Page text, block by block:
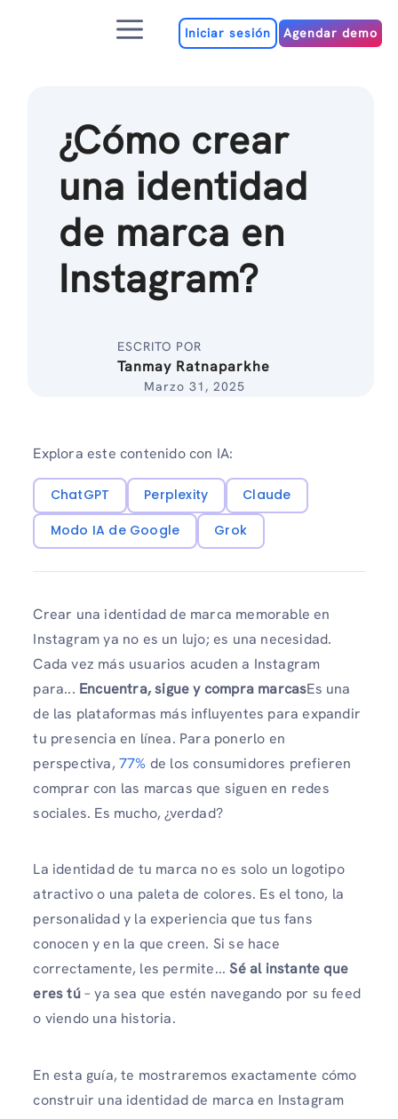
MenúIniciar sesión Agendar demo
¿Cómo crear
una identidad
de marca en
Instagram?
ESCRITO POR
Tanmay Ratnaparkhe
Marzo 31, 2025
Explora este contenido con IA:
ChatGPT Perplexity
Claude
Modo IA de Google
Grok
Crear una identidad de marca memorable en
Instagram ya no es un lujo; es una necesidad.
Cada vez más usuarios acuden a Instagram
para... Encuentra, sigue y compra marcasEs una
de las plataformas más influyentes para expandir
tu presencia en línea. Para ponerlo en
perspectiva, 77% de los consumidores prefieren
comprar con las marcas que siguen en redes
sociales. Es mucho, ¿verdad?
La identidad de tu marca no es solo un logotipo
atractivo o una paleta de colores. Es el tono, la
personalidad y la experiencia que tus fans
conocen y en la que creen. Si se hace
correctamente, les permite...Sé al instante que
eres tú– ya sea que estén navegando por su feed
o viendo una historia.
En esta guía, te mostraremos exactamente cómo
construir una identidad de marca en Instagram